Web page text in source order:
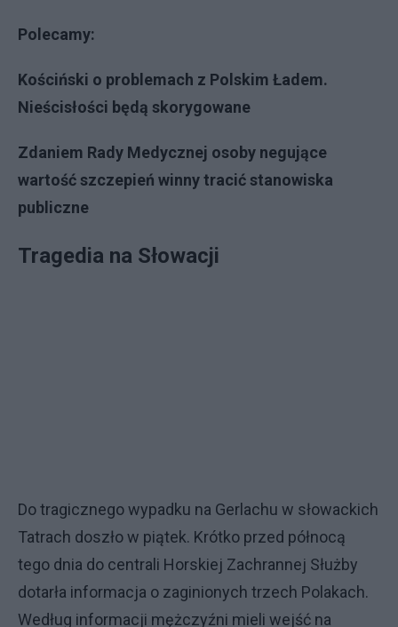
Polecamy:
Kościński o problemach z Polskim Ładem.
Nieścisłości będą skorygowane
Zdaniem Rady Medycznej osoby negujące
wartość szczepień winny tracić stanowiska
publiczne
Tragedia na Słowacji
Do tragicznego wypadku na Gerlachu w słowackich
Tatrach doszło w piątek. Krótko przed północą
tego dnia do centrali Horskiej Zachrannej Służby
dotarła informacja o zaginionych trzech Polakach.
Według informacji mężczyźni mieli wejść na